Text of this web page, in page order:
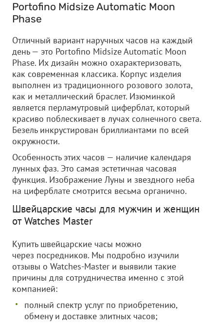
Portofino Midsize Automatic Moon
Phase
Отличный вариант наручных часов на каждый
день — это Portofino Midsize Automatic Moon
Phase. Их дизайн можно охарактеризовать,
как современная классика. Корпус изделия
выполнен из традиционного розового золота,
как и металлический браслет. Изюминкой
является перламутровый циферблат, который
красиво поблескивает в лучах солнечного света.
Безель инкрустирован бриллиантами по всей
окружности.
Особенность этих часов — наличие календаря
лунных фаз. Это самая эстетичная часовая
функция. Изображение Луны и звездного неба
на циферблате смотрится весьма органично.
Швейцарские часы для мужчин и женщин
от Watches Master
Купить швейцарские часы можно
через посредников. Мы подробно изучили
отзывы о Watches-Master и выявили такие
причины для сотрудничества именно с этой
компанией:
полный спектр услуг по приобретению,
обмену и доставке элитных часов;